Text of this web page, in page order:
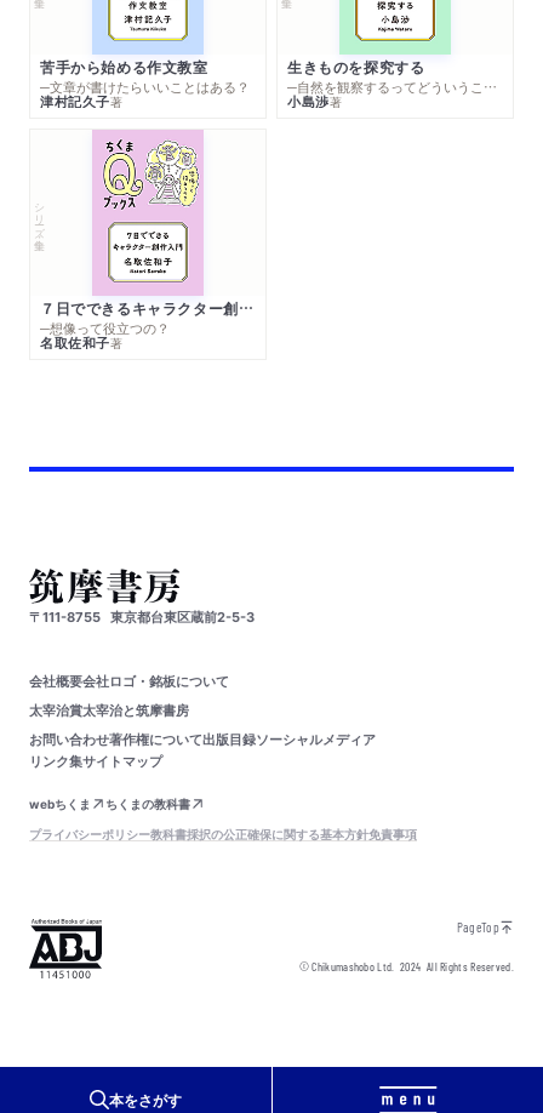
本をさがす
苦手から始める作文教室
─文章が書けたらいいことはある？
津村記久子著
生きものを探究する
─自然を観察するってどういうこと？
小島渉著
シリーズ・全集
７日でできるキャラクター創作入門
─想像って役立つの？
名取佐和子著
〒111-8755 東京都台東区蔵前2-5-3
会社概要会社ロゴ・銘板について
太宰治賞太宰治と筑摩書房
お問い合わせ著作権について出版目録ソーシャルメディア
リンク集サイトマップ
webちくま
ちくまの教科書
プライバシーポリシー教科書採択の公正確保に関する基本方針免責事項
PageTop
© Chikumashobo Ltd.2024 All Rights Reserved.